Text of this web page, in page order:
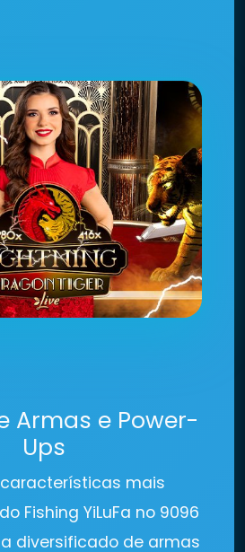
Armas e Power-
Ups
mais
Fishing YiLuFa no 9096
diversificado de armas